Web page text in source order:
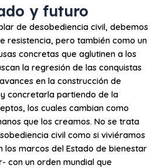
y futuro
de desobediencia civil, debemos
resistencia, pero también como un
concretas que aglutinen a los
la regresión de las conquistas
en la construcción de
concretarla partiendo de la
los cuales cambian como
que los creamos. No se trata
civil como si viviéramos
los marcos del Estado de bienestar
con un orden mundial que